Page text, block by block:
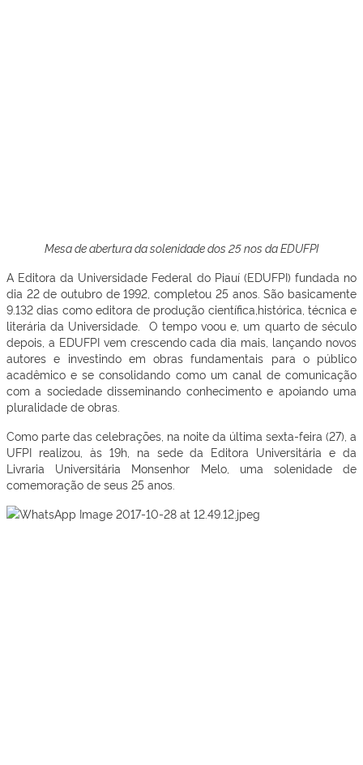
Mesa de abertura da solenidade dos 25 nos da EDUFPI
A Editora da Universidade Federal do Piauí (EDUFPI) fundada no
dia 22 de outubro de 1992, completou 25 anos. São basicamente
9.132 dias como editora de produção científica,histórica, técnica e
literária da Universidade. O tempo voou e, um quarto de século
depois, a EDUFPI vem crescendo cada dia mais, lançando novos
autores e investindo em obras fundamentais para o público
acadêmico e se consolidando como um canal de comunicação
com a sociedade disseminando conhecimento e apoiando uma
pluralidade de obras.
Como parte das celebrações, na noite da última sexta-feira (27), a
UFPI realizou, às 19h, na sede da Editora Universitária e da
Livraria Universitária Monsenhor Melo, uma solenidade de
comemoração de seus 25 anos.